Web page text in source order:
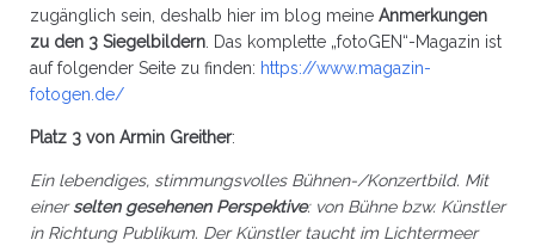
zugänglich sein, deshalb hier im blog meine Anmerkungen
zu den 3 Siegelbildern. Das komplette „fotoGEN“-Magazin ist
auf folgender Seite zu finden: https://www.magazin-
fotogen.de/
Platz 3 von Armin Greither:
Ein lebendiges, stimmungsvolles Bühnen-/Konzertbild. Mit
einerselten gesehenen Perspektive: von Bühne bzw. Künstler
in Richtung Publikum. Der Künstler taucht im Lichtermeer